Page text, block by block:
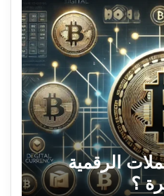
الرقمية
؟